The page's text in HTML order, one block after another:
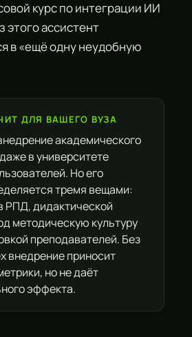
курс по интеграции ИИ
этого ассистент
в «ещё одну неудобную
ДЛЯ ВАШЕГО ВУЗА
академического
в университете
Но его
тремя вещами:
РПД, дидактической
методическую культуру
преподавателей. Без
внедрение приносит
но не даёт
эффекта.